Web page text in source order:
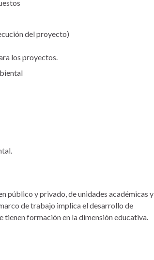
del proyecto)
los proyectos.
público y privado, de unidades académicas y
de trabajo implica el desarrollo de
tienen formación en la dimensión educativa.